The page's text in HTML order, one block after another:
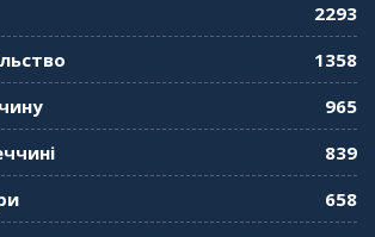
діаспори". Випуск 11. Олександр
діаспори". Випуск 10. Тонкощі та
2293
1358
965
839
658